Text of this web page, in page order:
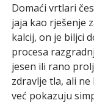
Domaći vrtlari
jaja kao rješenje
kalcij, on je biljci
procesa
jesen ili rano
zdravlje tla, ali
već pokazuju